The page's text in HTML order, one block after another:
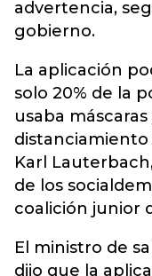
advertencia,
gobierno.
La aplicación
solo 20% de la
usaba
distanciamiento
Karl
de los
coalición junior
El ministro de
dijo que la